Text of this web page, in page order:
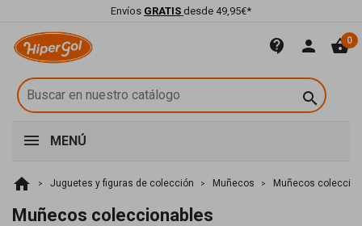
Envíos GRATIS desde 49,95€*
contact_support person shopping_basket0

MENÚ
home Juguetes y figuras de colección Muñecos Muñecos
Muñecos coleccionables